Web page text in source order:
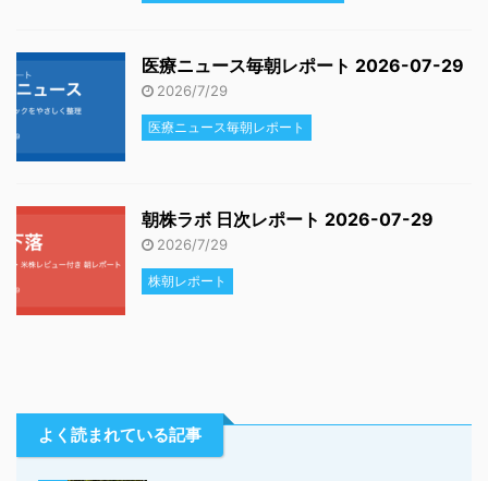
医療ニュース毎朝レポート 2026-07-29
2026/7/29
医療ニュース毎朝レポート
朝株ラボ 日次レポート 2026-07-29
2026/7/29
株朝レポート
よく読まれている記事